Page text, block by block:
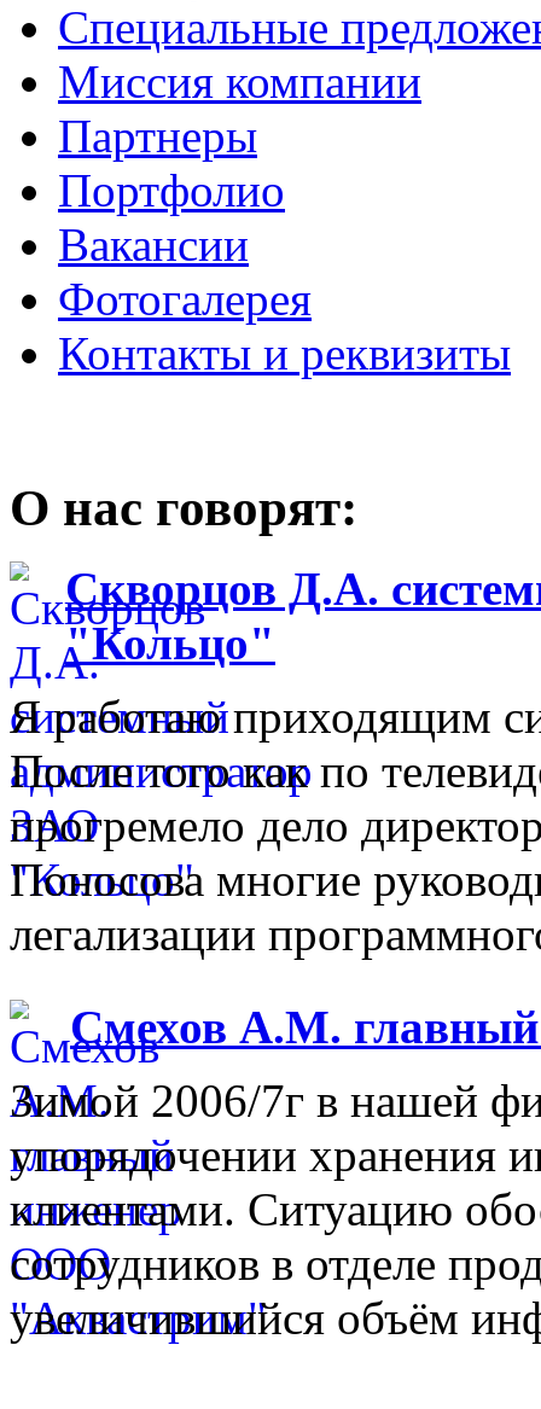
Специальные
Миссия компании
Партнеры
Портфолио
Вакансии
Фотогалерея
Контакты и реквизиты
О нас говорят:
Скворцов Д.А.
"Кольцо"
Я работаю приходящим
После того как по
прогремело дело
Поносова многие
легализации
Смехов А.М.
Зимой 2006/7г в нашей
упорядочении хранения
клиентами. Ситуацию
сотрудников в отделе
увеличившийся объём